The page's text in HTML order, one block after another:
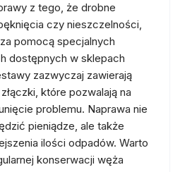
z tego, że drobne
czy nieszczelności,
pomocą specjalnych
dostępnych w sklepach
zazwyczaj zawierają
które pozwalają na
problemu. Naprawa nie
pieniądze, ale także
ilości odpadów. Warto
konserwacji węża